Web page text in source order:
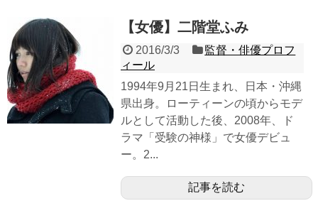
【女優】二階堂ふみ
2016/3/3
監督・俳優プロフ
ィール
1994年9月21日生まれ、日本・沖縄
県出身。ローティーンの頃からモデ
ルとして活動した後、2008年、ド
ラマ「受験の神様」で女優デビュ
ー。2...
記事を読む